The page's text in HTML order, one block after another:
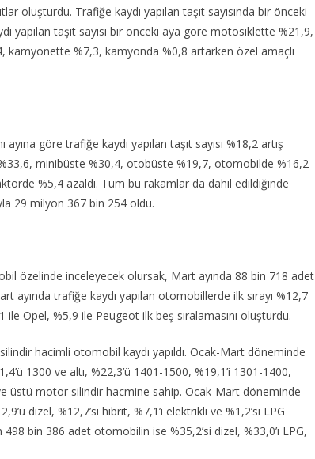
oluşturdu. Trafiğe kaydı yapılan taşıt sayısında bir önceki
yapılan taşıt sayısı bir önceki aya göre motosiklette %21,9,
%7,3, kamyonda %0,8 artarken özel amaçlı
göre trafiğe kaydı yapılan taşıt sayısı %18,2 artış
minibüste %30,4, otobüste %19,7, otomobilde %16,2
%5,4 azaldı. Tüm bu rakamlar da dahil edildiğinde
29 milyon 367 bin 254 oldu.
özelinde inceleyecek olursak, Mart ayında 88 bin 718 adet
ayında trafiğe kaydı yapılan otomobillerde ilk sırayı %12,7
Opel, %5,9 ile Peugeot ilk beş sıralamasını oluşturdu.
hacimli otomobil kaydı yapıldı. Ocak-Mart döneminde
1300 ve altı, %22,3’ü 1401-1500, %19,1’i 1301-1400,
üstü motor silindir hacmine sahip. Ocak-Mart döneminde
dizel, %12,7’si hibrit, %7,1’i elektrikli ve %1,2’si LPG
bin 386 adet otomobilin ise %35,2’si dizel, %33,0’ı LPG,